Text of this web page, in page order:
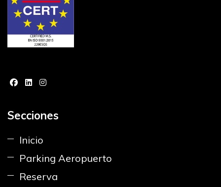
Secciones
Inicio
Parking Aeropuerto
Reserva